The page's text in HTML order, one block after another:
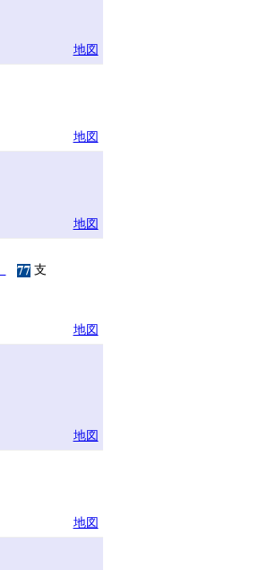
地図
地図
地図
支
地図
地図
地図